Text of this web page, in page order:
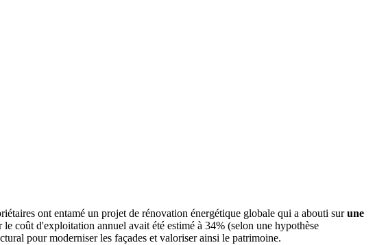
ont entamé un projet de rénovation énergétique globale qui a abouti surune
coût d'exploitation annuel avait été estimé à 34% (selon une hypothèse
pour moderniser les façades et valoriser ainsi le patrimoine.